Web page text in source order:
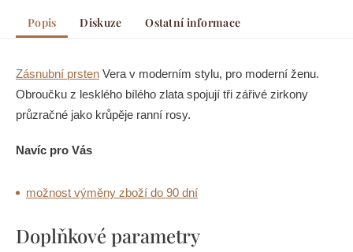
Popis Diskuze Ostatní informace
Zásnubní prsten Vera v moderním stylu, pro moderní ženu.
Obroučku z lesklého bílého zlata spojují tři zářivé zirkony
průzračné jako krůpěje ranní rosy.
Navíc pro Vás
možnost výměny zboží do 90 dní
Doplňkové parametry